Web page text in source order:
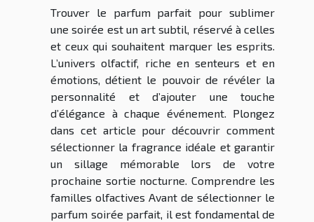
Trouver le parfum parfait pour sublimer
une soirée est un art subtil, réservé à celles
et ceux qui souhaitent marquer les esprits.
L’univers olfactif, riche en senteurs et en
émotions, détient le pouvoir de révéler la
personnalité et d’ajouter une touche
d’élégance à chaque événement. Plongez
dans cet article pour découvrir comment
sélectionner la fragrance idéale et garantir
un sillage mémorable lors de votre
prochaine sortie nocturne. Comprendre les
familles olfactives Avant de sélectionner le
parfum soirée parfait, il est fondamental de